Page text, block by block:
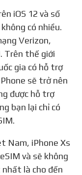
có nhiều.
Verizon,
Trên thế giới
gia có hỗ trợ
sẽ trở nên
được hỗ trợ
bạn lại chỉ có
và sẽ không
là cho đến